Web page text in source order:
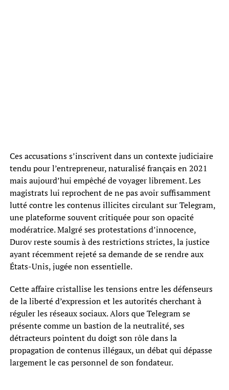
Ces accusations s’inscrivent dans un contexte judiciaire
tendu pour l’entrepreneur, naturalisé français en 2021
mais aujourd’hui empêché de voyager librement. Les
magistrats lui reprochent de ne pas avoir suffisamment
lutté contre les contenus illicites circulant sur Telegram,
une plateforme souvent critiquée pour son opacité
modératrice. Malgré ses protestations d’innocence,
Durov reste soumis à des restrictions strictes, la justice
ayant récemment rejeté sa demande de se rendre aux
États-Unis, jugée non essentielle.
Cette affaire cristallise les tensions entre les défenseurs
de la liberté d’expression et les autorités cherchant à
réguler les réseaux sociaux. Alors que Telegram se
présente comme un bastion de la neutralité, ses
détracteurs pointent du doigt son rôle dans la
propagation de contenus illégaux, un débat qui dépasse
largement le cas personnel de son fondateur.